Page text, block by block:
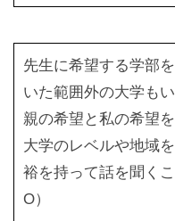
先生に希望する学部
いた範囲外の大学も
親の希望と私の希望
大学のレベルや地域
裕を持って話を聞く
O）